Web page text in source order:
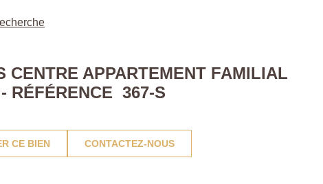
CENTRE APPARTEMENT FAMILIAL
RÉFÉRENCE 367-S
CE BIEN CONTACTEZ-NOUS